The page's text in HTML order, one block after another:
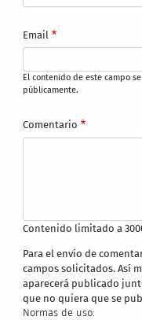
Email
El contenido de este campo
públicamente.
Comentario
Contenido limitado a
Para el envío de
campos solicitados. Así
aparecerá publicado
que no quiera que se
Normas de uso: